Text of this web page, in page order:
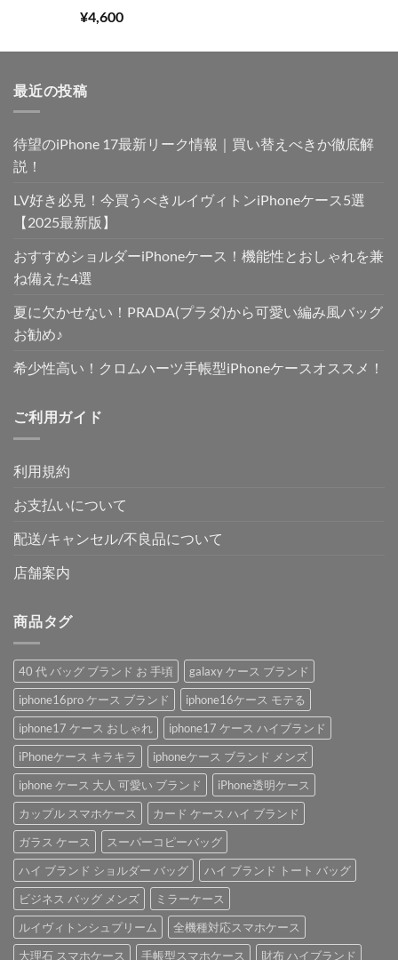
5段階中
5.00
¥4,600
最近の投稿
待望のiPhone 17最新リーク情報｜買い替えべきか徹底解
説！
LV好き必見！今買うべきルイヴィトンiPhoneケース5選
【2025最新版】
おすすめショルダーiPhoneケース！機能性とおしゃれを兼
ね備えた4選
夏に欠かせない！PRADA(プラダ)から可愛い編み風バッグ
お勧め♪
希少性高い！クロムハーツ手帳型iPhoneケースオススメ！
ご利用ガイド
利用規約
お支払いについて
配送/キャンセル/不良品について
店舗案内
商品タグ
40 代 バッグ ブランド お 手頃
galaxy ケース ブランド
iphone16pro ケース ブランド
iphone16ケース モテる
iphone17 ケース おしゃれ
iphone17 ケース ハイブランド
iPhoneケース キラキラ
iphoneケース ブランド メンズ
iphone ケース 大人 可愛い ブランド
iPhone透明ケース
カップル スマホケース
カード ケース ハイ ブランド
ガラス ケース
スーパーコピーバッグ
ハイ ブランド ショルダー バッグ
ハイ ブランド トート バッグ
ビジネス バッグ メンズ
ミラーケース
ルイヴィトンシュプリーム
全機種対応スマホケース
大理石 スマホケース
手帳型スマホケース 財布 ハイブランド